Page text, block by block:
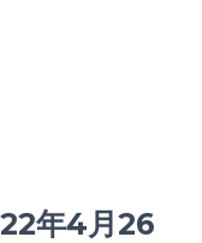
年4月26